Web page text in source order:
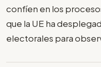
confíen en los
que la UE ha
electorales para